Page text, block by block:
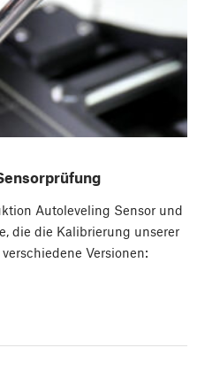
Autoleveling Sensor und
die die Kalibrierung unserer
Versionen: